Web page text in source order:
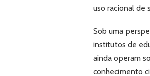
uso racional de
Sob uma
institutos de
ainda operam
conhecimento